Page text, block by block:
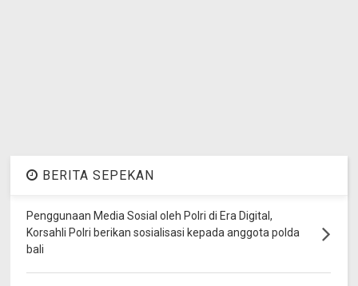
BERITA SEPEKAN
Penggunaan Media Sosial oleh Polri di Era Digital,
Korsahli Polri berikan sosialisasi kepada anggota polda
bali